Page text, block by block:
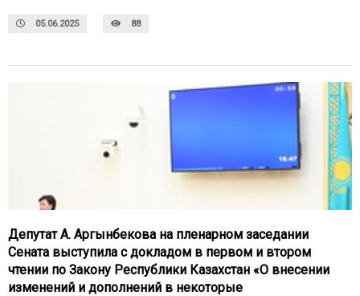
05.06.2025 88
Депутат А. Аргынбекова на пленарном заседании
Сената выступила с докладом в первом и втором
чтении по Закону Республики Казахстан «О внесении
изменений и дополнений в некоторые